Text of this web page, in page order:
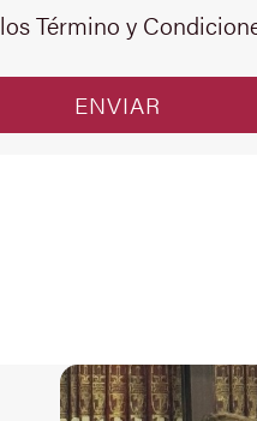
Término y